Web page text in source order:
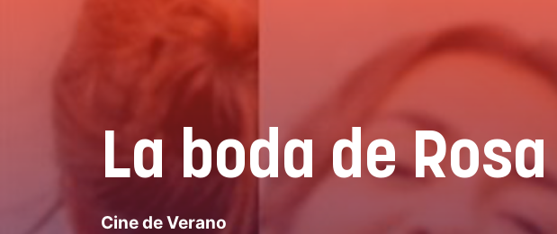
La boda de Rosa
Cine de Verano